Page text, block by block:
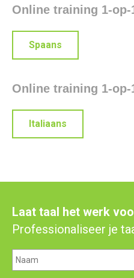
Online training 1-op-
Spaans
Online training 1-
Italiaans
Laat taal het werk
Professionaliseer je